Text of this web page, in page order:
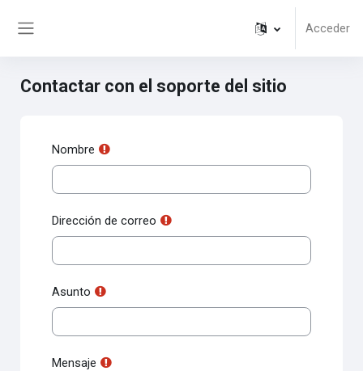
Acceder
Contactar con el soporte del sitio
Nombre
Dirección de correo
Asunto
Mensaje